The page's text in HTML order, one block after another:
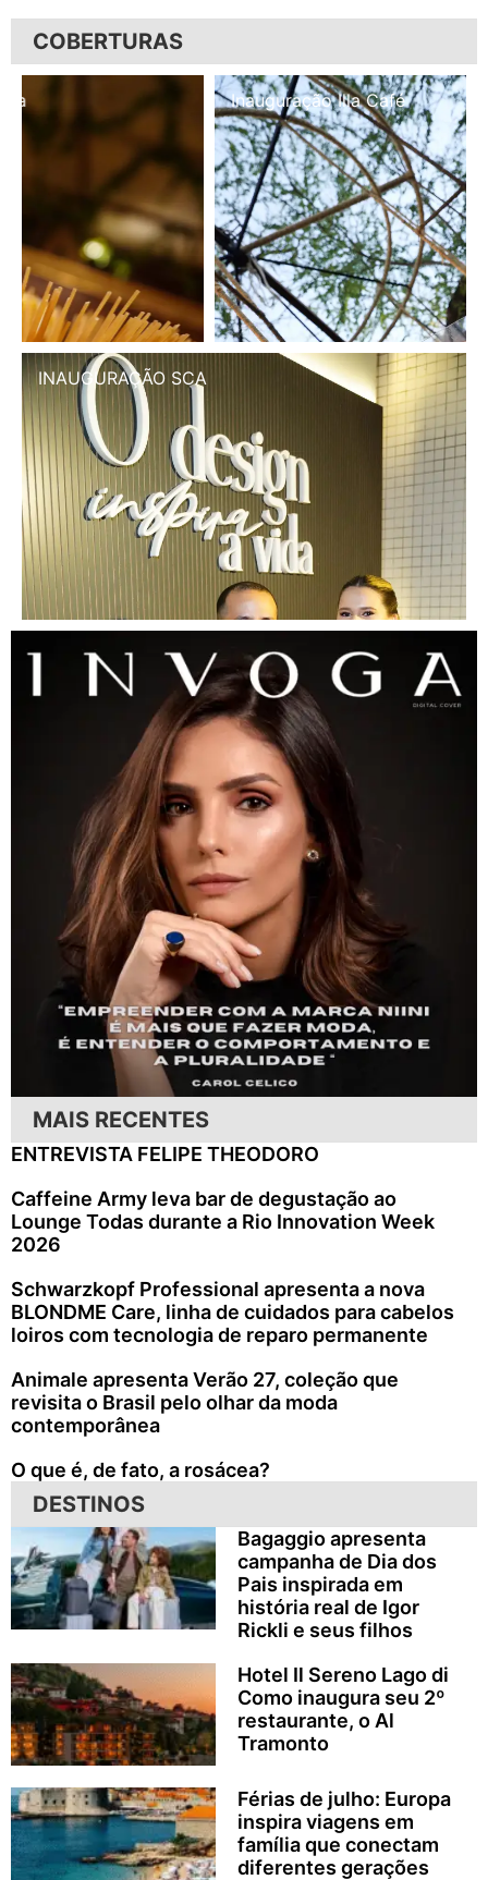
COBERTURAS
Inauguração Illa Café
INAUGURAÇÃO SCA
MAIS RECENTES
ENTREVISTA FELIPE THEODORO
Caffeine Army leva bar de degustação ao
Lounge Todas durante a Rio Innovation Week
2026
Schwarzkopf Professional apresenta a nova
BLONDME Care, linha de cuidados para cabelos
loiros com tecnologia de reparo permanente
Animale apresenta Verão 27, coleção que
revisita o Brasil pelo olhar da moda
contemporânea
O que é, de fato, a rosácea?
DESTINOS
Bagaggio apresenta
campanha de Dia dos
Pais inspirada em
história real de Igor
Rickli e seus filhos
Hotel Il Sereno Lago di
Como inaugura seu 2º
restaurante, o Al
Tramonto
Férias de julho: Europa
inspira viagens em
família que conectam
diferentes gerações